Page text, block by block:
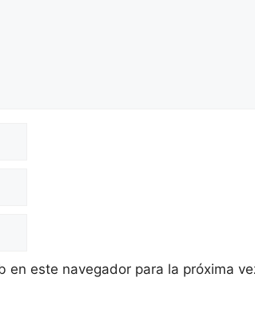
en este navegador para la próxima